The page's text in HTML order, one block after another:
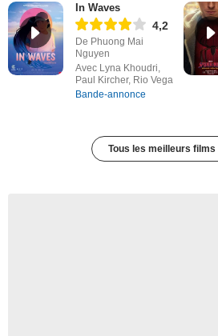
In Waves
4,2
De Phuong Mai
Nguyen
Avec Lyna Khoudri,
Paul Kircher, Rio Vega
Bande-annonce
Tous les meilleurs films